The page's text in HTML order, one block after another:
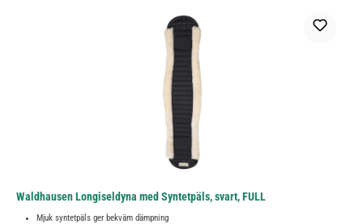
Waldhausen Longiseldyna med Syntetpäls, svart, FULL
Mjuk syntetpäls ger bekväm dämpning